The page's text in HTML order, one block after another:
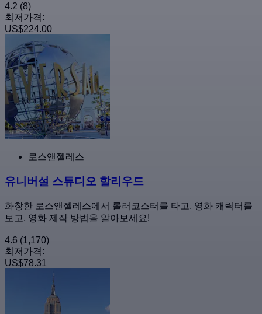
4.2 (8)
최저가격:
US$224.00
로스앤젤레스
유니버설 스튜디오 할리우드
화창한 로스앤젤레스에서 롤러코스터를 타고, 영화 캐릭터를
보고, 영화 제작 방법을 알아보세요!
4.6 (1,170)
최저가격:
US$78.31